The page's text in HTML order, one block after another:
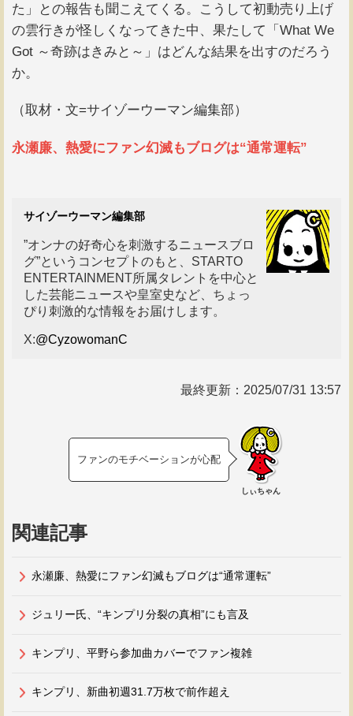
た」との報告も聞こえてくる。こうして初動売り上げ
の雲行きが怪しくなってきた中、果たして「What We
Got ～奇跡はきみと～」はどんな結果を出すのだろう
か。
（取材・文=サイゾーウーマン編集部）
永瀬廉、熱愛にファン幻滅もブログは“通常運転”
サイゾーウーマン編集部
”オンナの好奇心を刺激するニュースブロ
グ”というコンセプトのもと、STARTO
ENTERTAINMENT所属タレントを中心と
した芸能ニュースや皇室史など、ちょっ
ぴり刺激的な情報をお届けします。
X:@CyzowomanC
最終更新： 2025/07/31 13:57
ファンのモチベーションが心配
しぃちゃん
関連記事
永瀬廉、熱愛にファン幻滅もブログは“通常運転”
ジュリー氏、“キンプリ分裂の真相”にも言及
キンプリ、平野ら参加曲カバーでファン複雑
キンプリ、新曲初週31.7万枚で前作超え